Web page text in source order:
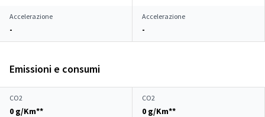
Accelerazione
-
Accelerazione
-
Emissioni e consumi
CO2
0 g/Km**
CO2
0 g/Km**